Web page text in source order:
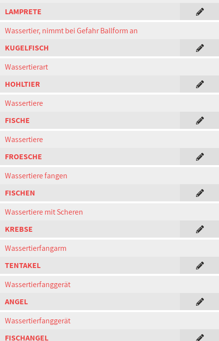
LAMPRETE
Wassertier, nimmt bei Gefahr Ballform an
KUGELFISCH
Wassertierart
HOHLTIER
Wassertiere
FISCHE
Wassertiere
FROESCHE
Wassertiere fangen
FISCHEN
Wassertiere mit Scheren
KREBSE
Wassertierfangarm
TENTAKEL
Wassertierfanggerät
ANGEL
Wassertierfanggerät
FISCHANGEL